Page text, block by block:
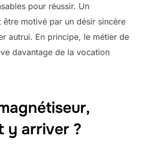
pour réussir. Un
être motivé par un désir sincère
autrui. En principe, le métier de
davantage de la vocation
y arriver ?